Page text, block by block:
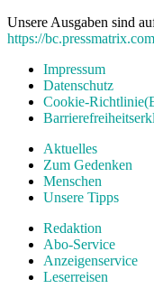
Unsere Ausgaben sind
https://
Impressum
Datenschutz
Cookie-
Aktuelles
Zum Gedenken
Menschen
Unsere Tipps
Redaktion
Abo-Service
Anzeigenservice
Leserreisen